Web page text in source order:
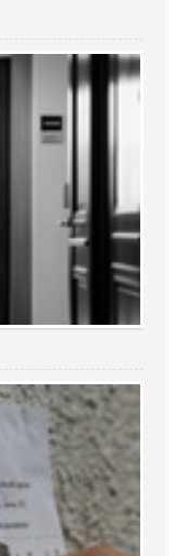
сети заправок...
кодексе в 2012 году